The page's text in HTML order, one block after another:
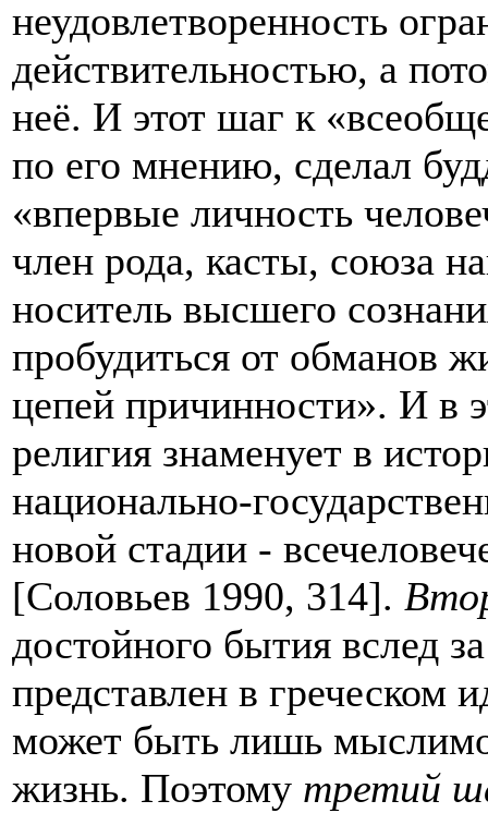
неудовлетворенность
действительностью, а
неё. И этот шаг к
по его мнению, сделал
«впервые личность
член рода, касты, союза
носитель высшего
пробудиться от обманов
цепей причинности». И в
религия знаменует в
национально-
новой стадии -
[Соловьев 1990, 314].
достойного бытия вслед
представлен в греческом
может быть лишь
жизнь. Поэтому третий